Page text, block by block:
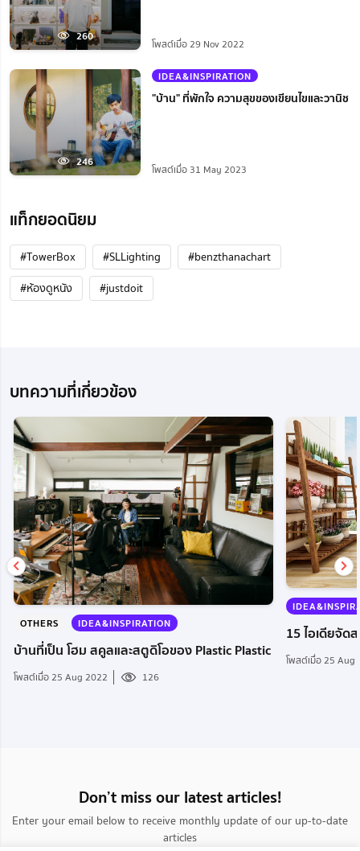
260
โพสต์เมื่อ 29 Nov 2022
246
IDEA&INSPIRATION
"บ้าน" ที่พักใจ ความสุขของเขียนไขและวานิช
โพสต์เมื่อ 31 May 2023
แท็กยอดนิยม
#TowerBox #SLLighting
#benzthanachart
#ห้องดูหนัง
#justdoit
บทความที่เกี่ยวข้อง
OTHERS IDEA&INSPIRATION
บ้านที่เป็น โฮม สคูลและสตูดิโอของ Plastic Plastic
โพสต์เมื่อ 25 Aug 2022 126
15 ไอเดียจัด
โพสต์เมื่อ 25 Aug
Don’t miss our latest articles!
Enter your email below to receive monthly update of our up-to-date
articles